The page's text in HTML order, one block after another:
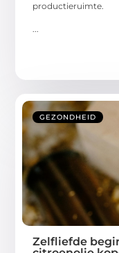
productieruimte.
GEZONDHEID
Zelfliefde